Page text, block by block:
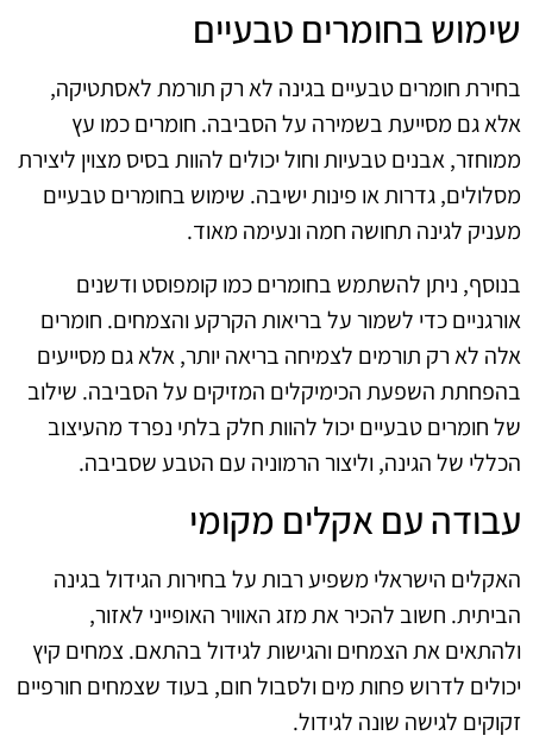
שימוש בחומרים טבעיים
בחירת חומרים טבעיים בגינה לא רק תורמת לאסתטיקה,
אלא גם מסייעת בשמירה על הסביבה. חומרים כמו עץ
ממוחזר, אבנים טבעיות וחול יכולים להוות בסיס מצוין ליצירת
מסלולים, גדרות או פינות ישיבה. שימוש בחומרים טבעיים
מעניק לגינה תחושה חמה ונעימה מאוד.
בנוסף, ניתן להשתמש בחומרים כמו קומפוסט ודשנים
אורגניים כדי לשמור על בריאות הקרקע והצמחים. חומרים
אלה לא רק תורמים לצמיחה בריאה יותר, אלא גם מסייעים
בהפחתת השפעת הכימיקלים המזיקים על הסביבה. שילוב
של חומרים טבעיים יכול להוות חלק בלתי נפרד מהעיצוב
הכללי של הגינה, וליצור הרמוניה עם הטבע שסביבה.
עבודה עם אקלים מקומי
האקלים הישראלי משפיע רבות על בחירות הגידול בגינה
הביתית. חשוב להכיר את מזג האוויר האופייני לאזור,
ולהתאים את הצמחים והגישות לגידול בהתאם. צמחים קיץ
יכולים לדרוש פחות מים ולסבול חום, בעוד שצמחים חורפיים
זקוקים לגישה שונה לגידול.